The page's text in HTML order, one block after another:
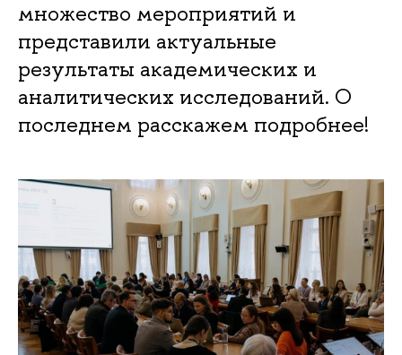
множество мероприятий и
представили актуальные
результаты академических и
аналитических исследований. О
последнем расскажем подробнее!